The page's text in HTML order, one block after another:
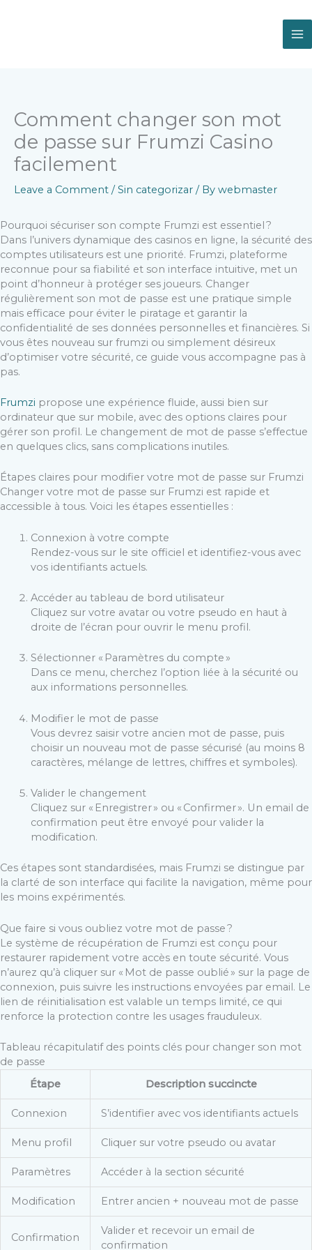
Comment changer son mot
de passe sur Frumzi Casino
facilement
Leave a Comment / Sin categorizar / By webmaster
Pourquoi sécuriser son compte Frumzi est essentiel ?
Dans l’univers dynamique des casinos en ligne, la sécurité des
comptes utilisateurs est une priorité. Frumzi, plateforme
reconnue pour sa fiabilité et son interface intuitive, met un
point d’honneur à protéger ses joueurs. Changer
régulièrement son mot de passe est une pratique simple
mais efficace pour éviter le piratage et garantir la
confidentialité de ses données personnelles et financières. Si
vous êtes nouveau sur frumzi ou simplement désireux
d’optimiser votre sécurité, ce guide vous accompagne pas à
pas.
Frumzi propose une expérience fluide, aussi bien sur
ordinateur que sur mobile, avec des options claires pour
gérer son profil. Le changement de mot de passe s’effectue
en quelques clics, sans complications inutiles.
Étapes claires pour modifier votre mot de passe sur Frumzi
Changer votre mot de passe sur Frumzi est rapide et
accessible à tous. Voici les étapes essentielles :
Connexion à votre compte
Rendez-vous sur le site officiel et identifiez-vous avec
vos identifiants actuels.
Accéder au tableau de bord utilisateur
Cliquez sur votre avatar ou votre pseudo en haut à
droite de l’écran pour ouvrir le menu profil.
Sélectionner « Paramètres du compte »
Dans ce menu, cherchez l’option liée à la sécurité ou
aux informations personnelles.
Modifier le mot de passe
Vous devrez saisir votre ancien mot de passe, puis
choisir un nouveau mot de passe sécurisé (au moins 8
caractères, mélange de lettres, chiffres et symboles).
Valider le changement
Cliquez sur « Enregistrer » ou « Confirmer ». Un email de
confirmation peut être envoyé pour valider la
modification.
Ces étapes sont standardisées, mais Frumzi se distingue par
la clarté de son interface qui facilite la navigation, même pour
les moins expérimentés.
Que faire si vous oubliez votre mot de passe ?
Le système de récupération de Frumzi est conçu pour
restaurer rapidement votre accès en toute sécurité. Vous
n’aurez qu’à cliquer sur « Mot de passe oublié » sur la page de
connexion, puis suivre les instructions envoyées par email. Le
lien de réinitialisation est valable un temps limité, ce qui
renforce la protection contre les usages frauduleux.
Tableau récapitulatif des points clés pour changer son mot
de passe
Étape
Description succincte
Connexion S’identifier avec vos identifiants actuels
Menu profil Cliquer sur votre pseudo ou avatar
Paramètres Accéder à la section sécurité
Modification Entrer ancien + nouveau mot de passe
Confirmation
Valider et recevoir un email de
confirmation